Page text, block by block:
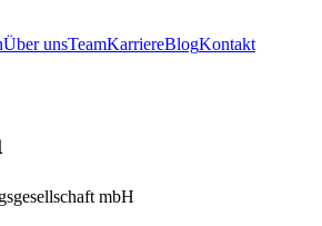
Über unsTeamKarriereBlogKontakt
mbH